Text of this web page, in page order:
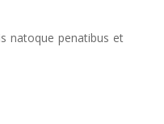
natoque penatibus et